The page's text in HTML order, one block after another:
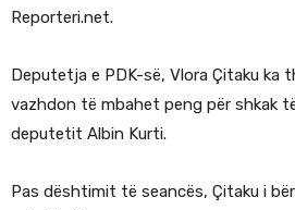
Reporteri.net.
Deputetja e PDK-së, Vlora Çitaku ka
vazhdon të mbahet peng për shkak
deputetit Albin Kurti.
Pas dështimit të seancës, Çitaku i